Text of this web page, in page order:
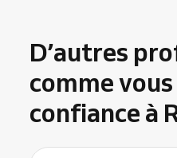
D’autres
comme
confiance à